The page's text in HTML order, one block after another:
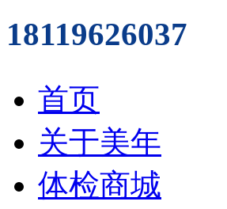
18119626037
首页
关于美年
体检商城